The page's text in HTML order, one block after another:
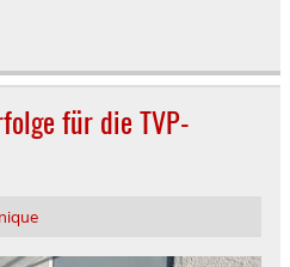
für die TVP-